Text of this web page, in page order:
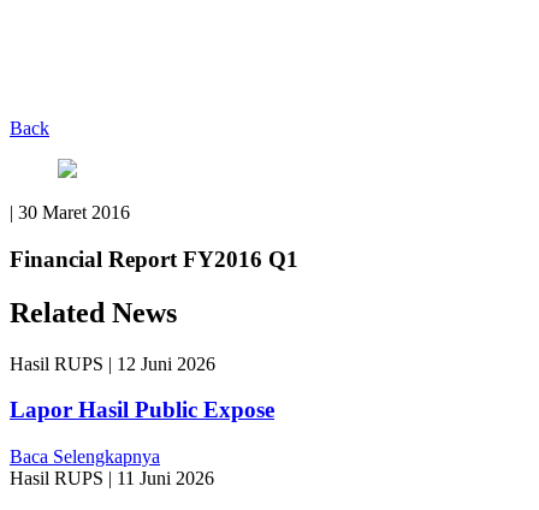
Back
| 30 Maret 2016
Financial Report FY2016 Q1
Related News
Hasil RUPS | 12 Juni 2026
Lapor Hasil Public Expose
Baca Selengkapnya
Hasil RUPS | 11 Juni 2026